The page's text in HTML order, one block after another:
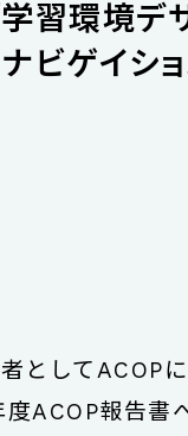
習環境デ
ビゲイシ
としてACOP
ACOP報告書